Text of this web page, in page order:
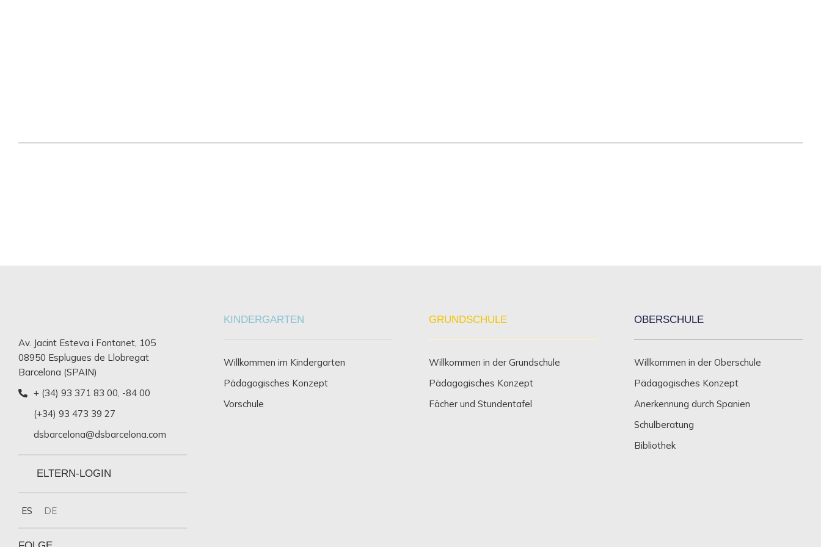
Av. Jacint Esteva i Fontanet, 105
08950 Esplugues de Llobregat
Barcelona (SPAIN)
+ (34) 93 371 83 00, -84 00
(+34) 93 473 39 27
dsbarcelona@dsbarcelona.com
ELTERN-LOGIN
ES DE
KINDERGARTEN
Willkommen im Kindergarten
Pädagogisches Konzept
Vorschule
GRUNDSCHULE
Willkommen in der Grundschule
Pädagogisches Konzept
Fächer und Stundentafel
OBERSCHULE
Willkommen in der Oberschule
Pädagogisches Konzept
Anerkennung durch Spanien
Schulberatung
Bibliothek